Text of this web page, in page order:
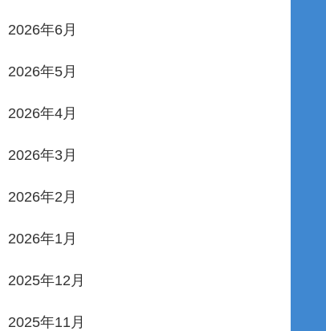
2026年6月
2026年5月
2026年4月
2026年3月
2026年2月
2026年1月
2025年12月
2025年11月